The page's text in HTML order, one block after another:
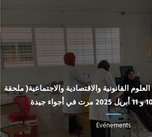
القانونية والاقتصادية والاجتماعية( ملحقة
Evénements